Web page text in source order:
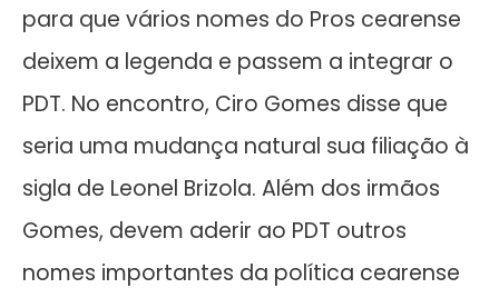
para que vários nomes do Pros cearense
deixem a legenda e passem a integrar o
PDT. No encontro, Ciro Gomes disse que
seria uma mudança natural sua filiação à
sigla de Leonel Brizola. Além dos irmãos
Gomes, devem aderir ao PDT outros
nomes importantes da política cearense